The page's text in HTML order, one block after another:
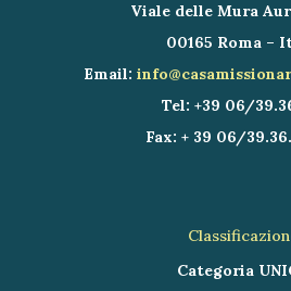
Viale delle Mura
00165 Roma –
Email:
Tel: +39 06/
Fax: + 39 06/
Categoria